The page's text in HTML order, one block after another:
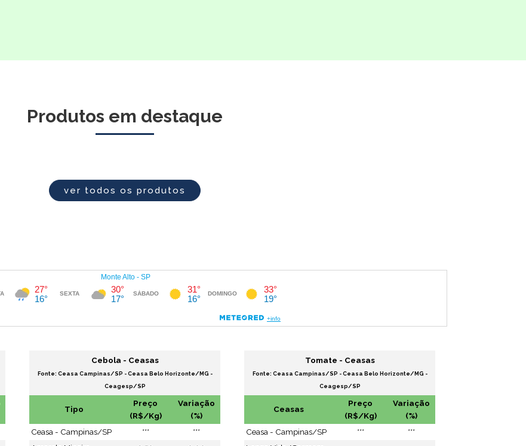
Produtos em destaque
ver todos os produtos
Cebola - Ceasas
Fonte: Ceasa Campinas/SP - Ceasa Belo Horizonte/MG -
Ceagesp/SP
Tipo
Preço
(R$/Kg)
Variação
(%)
Ceasa - Campinas/SP
***
***
Tomate - Ceasas
Fonte: Ceasa Campinas/SP - Ceasa Belo Horizonte/MG -
Ceagesp/SP
Ceasas
Preço
(R$/Kg)
Variação
(%)
Ceasa - Campinas/SP
***
***